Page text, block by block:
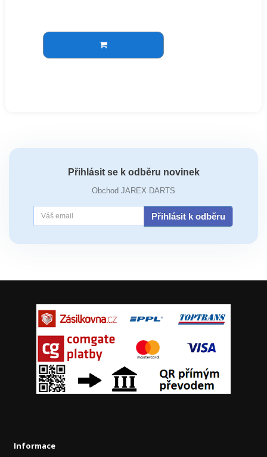
Přihlásit se k odběru novinek
Obchod JAREX DARTS
Přihlásit k odběru
Informace